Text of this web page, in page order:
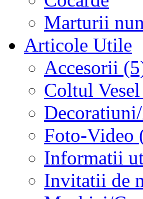
Marturii
Articole Utile
Accesorii
Coltul
Foto-Video
Informatii
Invitatii de